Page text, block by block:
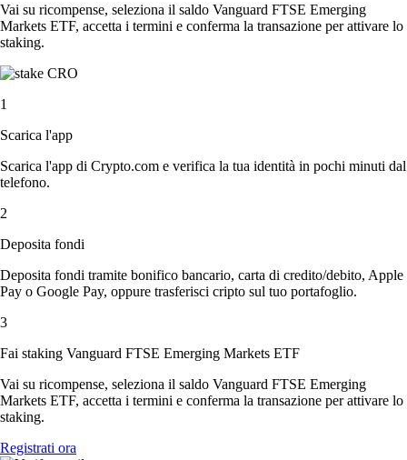
Vai su ricompense, seleziona il saldo Vanguard FTSE Emerging
Markets ETF, accetta i termini e conferma la transazione per attivare lo
staking.
1
Scarica l'app
Scarica l'app di Crypto.com e verifica la tua identità in pochi minuti dal
telefono.
2
Deposita fondi
Deposita fondi tramite bonifico bancario, carta di credito/debito, Apple
Pay o Google Pay, oppure trasferisci cripto sul tuo portafoglio.
3
Fai staking Vanguard FTSE Emerging Markets ETF
Vai su ricompense, seleziona il saldo Vanguard FTSE Emerging
Markets ETF, accetta i termini e conferma la transazione per attivare lo
staking.
Registrati ora